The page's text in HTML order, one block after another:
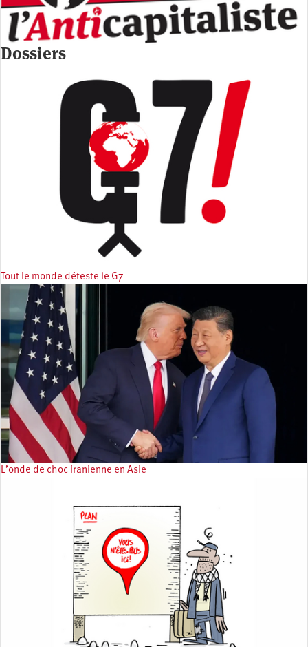
Dossiers
Tout le monde déteste le G7
L’onde de choc iranienne en Asie